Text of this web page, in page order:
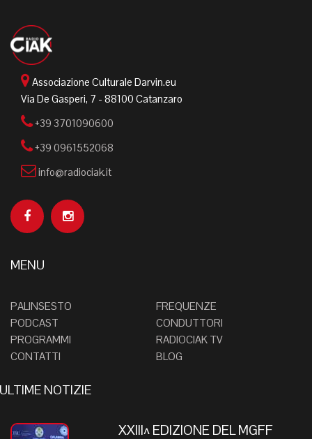
Associazione Culturale Darvin.eu
Via De Gasperi, 7 - 88100 Catanzaro
+39 3701090600
+39 0961552068
info@radiociak.it
MENU
PALINSESTO
FREQUENZE
PODCAST
CONDUTTORI
PROGRAMMI
RADIOCIAK TV
CONTATTI
BLOG
ULTIME NOTIZIE
XXIII^ EDIZIONE DEL MGFF